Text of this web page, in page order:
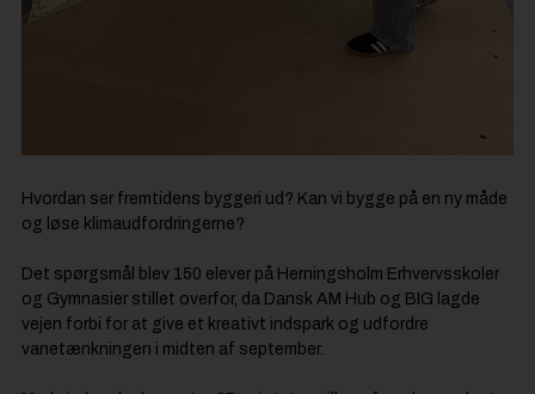
Hvordan ser fremtidens byggeri ud? Kan vi bygge på en ny måde
og løse klimaudfordringerne?
Det spørgsmål blev 150 elever på Herningsholm Erhvervsskoler
og Gymnasier stillet overfor, da Dansk AM Hub og BIG lagde
vejen forbi for at give et kreativt indspark og udfordre
vanetænkningen i midten af september.